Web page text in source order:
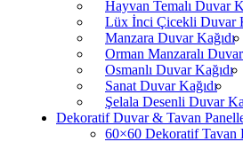
Hayvan Temalı Duvar
Lüx İnci Çicekli Duvar
Manzara Duvar Kağıdı
Orman Manzaralı Duvar
Osmanlı Duvar Kağıdı
Sanat Duvar Kağıdı
Şelala Desenli Duvar
Dekoratif Duvar & Tavan
60×60 Dekoratif Tavan